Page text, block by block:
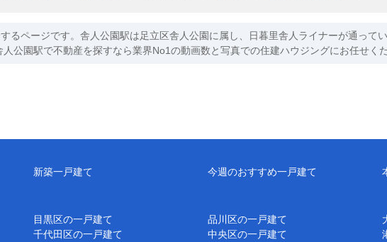
るページです。舎人公園駅は足立区舎人公園に属し、日暮里舎人ライナーが通って
公園駅で不動産を探すなら業界No1の動画数と写真での住建ハウジングにお任せくだ
新築一戸建て 今週のおすすめ一戸建て
目黒区の一戸建て 品川区の一戸建て
千代田区の一戸建て 中央区の一戸建て